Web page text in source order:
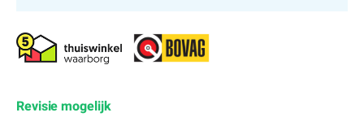
Revisie mogelijk